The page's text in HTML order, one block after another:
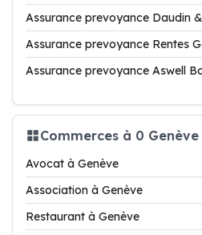
Assurance prevoyance Daudin
Assurance prevoyance Rentes
Assurance prevoyance Aswell
Commerces à 0 Genève
Avocat à Genève
Association à Genève
Restaurant à Genève